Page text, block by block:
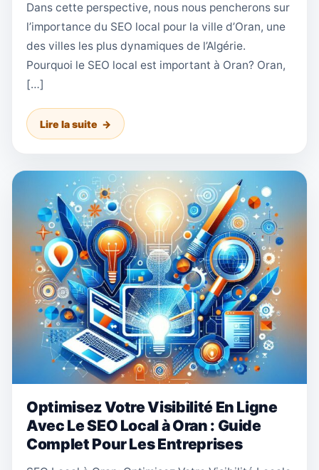
Dans cette perspective, nous nous pencherons sur
l’importance du SEO local pour la ville d’Oran, une
des villes les plus dynamiques de l’Algérie.
Pourquoi le SEO local est important à Oran? Oran,
[…]
Lire la suite
Optimisez Votre Visibilité En Ligne
Avec Le SEO Local à Oran : Guide
Complet Pour Les Entreprises